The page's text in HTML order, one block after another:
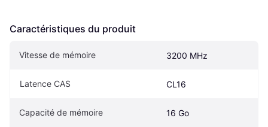
Caractéristiques du produit
Vitesse de mémoire 3200 MHz
Latence CAS CL16
Capacité de mémoire 16 Go